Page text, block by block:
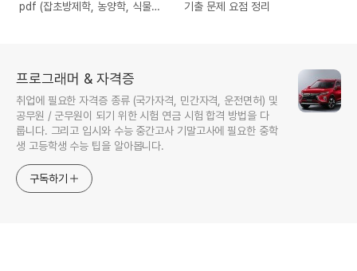
pdf (잡초방제학, 농양학, 식물병
기출 문제 요점 정리
프로그래머 & 자격증
취업에 필요한 자격증 종류 (국가자격, 민간자격, 운전면허) 및
공무원 / 군무원이 되기 위한 시험 연금 시험 합격 방법을 다
룹니다. 그리고 입시와 수능 중간고사 기말고사에 필요한 중학
생 고등학생 수능 팁을 알아봅니다.
구독하기